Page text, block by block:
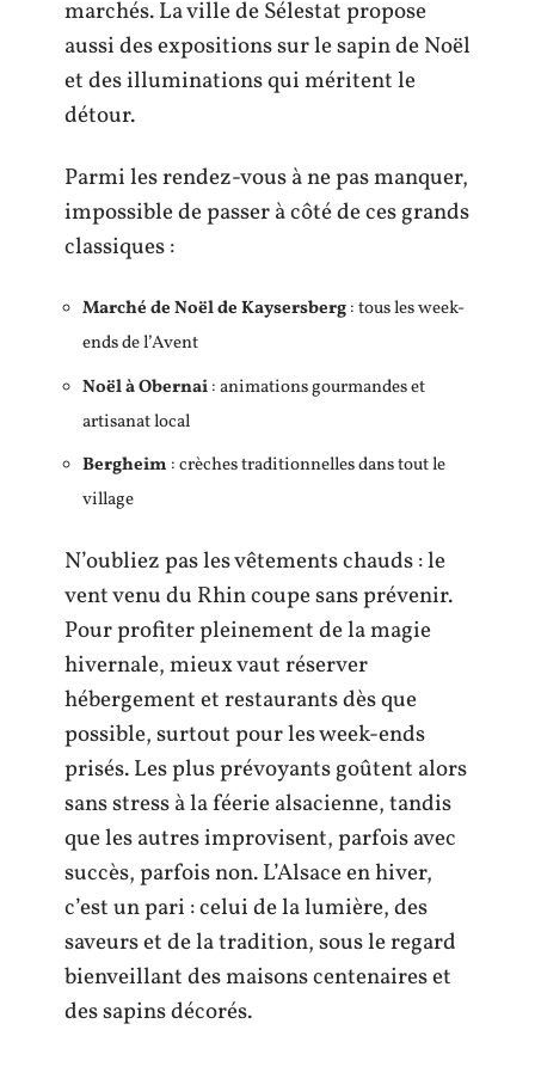
marchés. La ville de Sélestat propose
aussi des expositions sur le sapin de Noël
et des illuminations qui méritent le
détour.
Parmi les rendez-vous à ne pas manquer,
impossible de passer à côté de ces grands
classiques :
Marché de Noël de Kaysersberg: tous les week-
ends de l’Avent
Noël à Obernai: animations gourmandes et
artisanat local
Bergheim : crèches traditionnelles dans tout le
village
N’oubliez pas les vêtements chauds : le
vent venu du Rhin coupe sans prévenir.
Pour profiter pleinement de la magie
hivernale, mieux vaut réserver
hébergement et restaurants dès que
possible, surtout pour les week-ends
prisés. Les plus prévoyants goûtent alors
sans stress à la féerie alsacienne, tandis
que les autres improvisent, parfois avec
succès, parfois non. L’Alsace en hiver,
c’est un pari : celui de la lumière, des
saveurs et de la tradition, sous le regard
bienveillant des maisons centenaires et
des sapins décorés.